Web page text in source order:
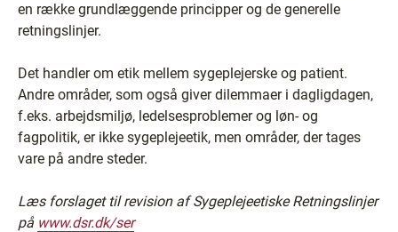
en række grundlæggende principper og de generelle
retningslinjer.
Det handler om etik mellem sygeplejerske og patient.
Andre områder, som også giver dilemmaer i dagligdagen,
f.eks. arbejdsmiljø, ledelsesproblemer og løn- og
fagpolitik, er ikke sygeplejeetik, men områder, der tages
vare på andre steder.
Læs forslaget til revision af Sygeplejeetiske Retningslinjer
på www.dsr.dk/ser